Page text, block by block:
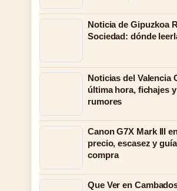
Noticia de Gipuzkoa
Sociedad: dónde
Noticias del Valencia
última hora, fichajes y
rumores
Canon G7X Mark III
precio, escasez y
compra
Que Ver en